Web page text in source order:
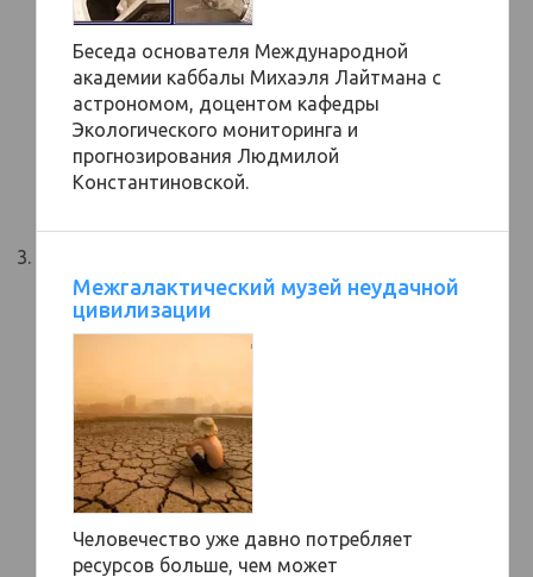
Беседа основателя Международной
академии каббалы Михаэля Лайтмана с
астрономом, доцентом кафедры
Экологического мониторинга и
прогнозирования Людмилой
Константиновской.
Межгалактический музей неудачной
цивилизации
Человечество уже давно потребляет
ресурсов больше, чем может